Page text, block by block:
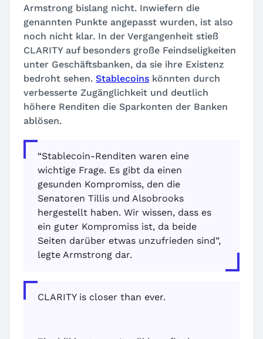
Armstrong bislang nicht. Inwiefern die
genannten Punkte angepasst wurden, ist also
noch nicht klar. In der Vergangenheit stieß
CLARITY auf besonders große Feindseligkeiten
unter Geschäftsbanken, da sie ihre Existenz
bedroht sehen. Stablecoins könnten durch
verbesserte Zugänglichkeit und deutlich
höhere Renditen die Sparkonten der Banken
ablösen.
“Stablecoin-Renditen waren eine
wichtige Frage. Es gibt da einen
gesunden Kompromiss, den die
Senatoren Tillis und Alsobrooks
hergestellt haben. Wir wissen, dass es
ein guter Kompromiss ist, da beide
Seiten darüber etwas unzufrieden sind”,
legte Armstrong dar.
CLARITY is closer than ever.